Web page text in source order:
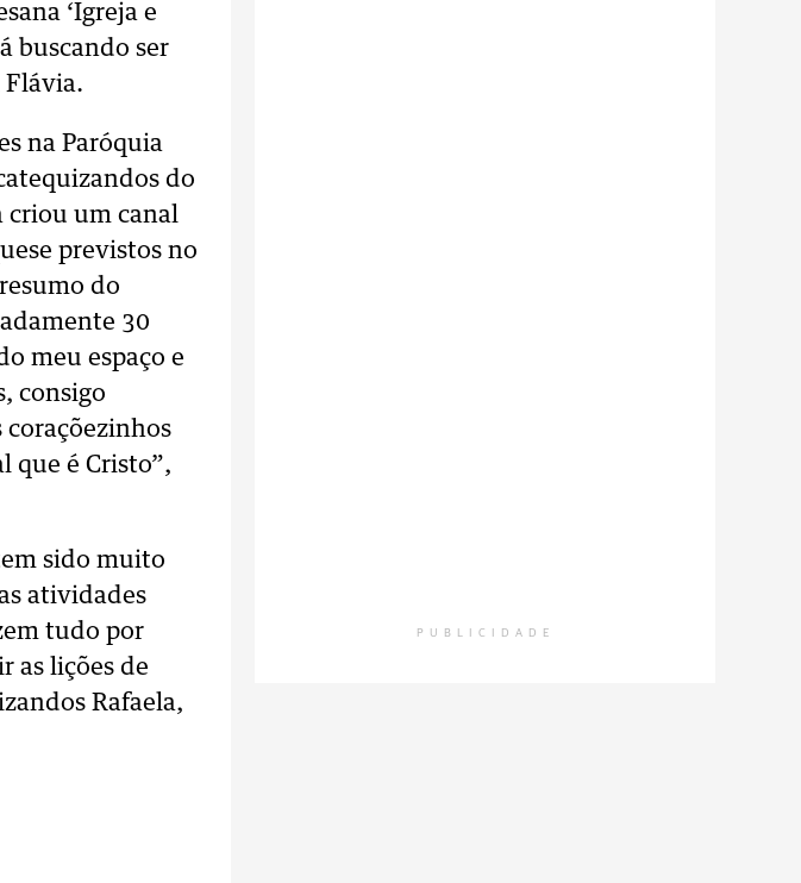
‘Igreja e
buscando ser
Flávia.
na Paróquia
do
criou um canal
previstos no
do
30
meu espaço e
consigo
que é Cristo”,
sido muito
atividades
tudo por
as lições de
Rafaela,
PUBLICIDADE